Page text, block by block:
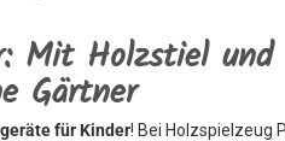
Mit Holzstiel und
Gärtner
für Kinder! Bei Holzspielzeug